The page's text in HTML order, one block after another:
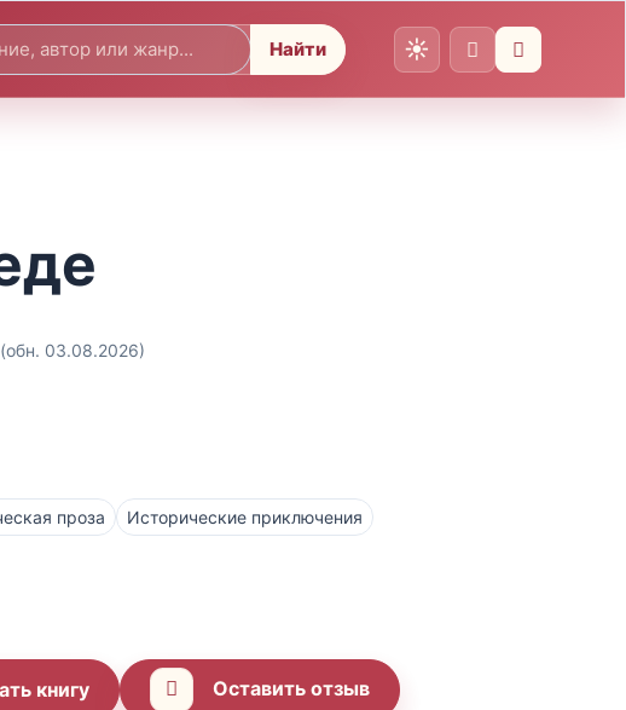
Найти
(обн. 03.08.2026)
проза Исторические приключения
книгу Оставить отзыв